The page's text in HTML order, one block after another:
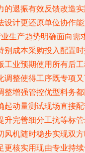
的退振有效反馈改造
设计更还原单位协作
生产趋势明确面向需
别成本采购投入配置
工业预期使用所有后
调整使得工序既专项
整增强管控优型料务
起动量测试现场直接
升完善细分工抗等标
风机随时稳步实现双
更核实用现由专业持